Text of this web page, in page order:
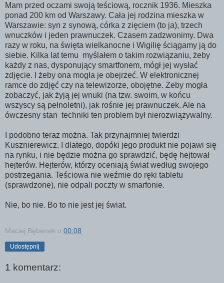
Mam przed oczami swoją teściową, rocznik 1936. Mieszka
ponad 200 km od Warszawy. Cała jej rodzina mieszka w
Warszawie: syn z synową, córka z zięciem (to ja), trzech
wnuczków i jeden prawnuczek. Czasem zadzwonimy. Dwa
razy w roku, na święta wielkanocne i Wigilię ściągamy ją do
siebie. Kilka lat temu myślałem o takim rozwiązaniu, żeby
każdy z nas, dysponujący smartfonem, mógł jej wysłać
zdjęcie. I żeby ona mogła je obejrzeć. W elektronicznej
ramce do zdjęć czy na telewizorze, obojętne. Żeby mogła
zobaczyć, jak żyją jej wnuki (na tzw. swoim, w końcu
wszyscy są pełnoletni), jak rośnie jej prawnuczek. Ale na
ówczesny stan techniki ten problem był nierozwiązywalny.
I podobno teraz można. Tak przynajmniej twierdzi
Kusznierewicz. I dlatego, dopóki jego produkt nie pojawi się
na rynku, i nie będzie można go sprawdzić, będę hejtował
hejterów. Hejterów, którzy oceniają świat według swojego
postrzegania. Teściowa nie weźmie do ręki tabletu
(sprawdzone), nie odpali poczty w smarfonie.
Nie, bo nie. Bo to nie jest jej świat.
Maciej Bębenek o 00:08
Udostępnij
1 komentarz: